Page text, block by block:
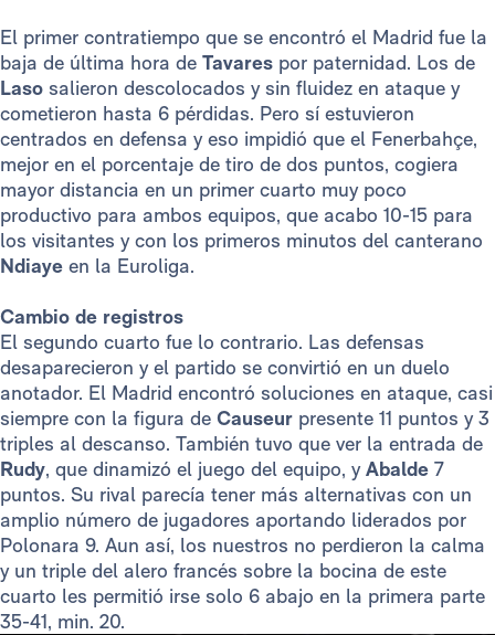
El primer contratiempo que se encontró el Madrid fue la
baja de última hora de Tavares por paternidad. Los de
Laso salieron descolocados y sin fluidez en ataque y
cometieron hasta 6 pérdidas. Pero sí estuvieron
centrados en defensa y eso impidió que el Fenerbahçe,
mejor en el porcentaje de tiro de dos puntos, cogiera
mayor distancia en un primer cuarto muy poco
productivo para ambos equipos, que acabo 10-15 para
los visitantes y con los primeros minutos del canterano
Ndiaye en la Euroliga.
Cambio de registros
El segundo cuarto fue lo contrario. Las defensas
desaparecieron y el partido se convirtió en un duelo
anotador. El Madrid encontró soluciones en ataque, casi
siempre con la figura de Causeur presente 11 puntos y 3
triples al descanso. También tuvo que ver la entrada de
Rudy, que dinamizó el juego del equipo, yAbalde 7
puntos. Su rival parecía tener más alternativas con un
amplio número de jugadores aportando liderados por
Polonara 9. Aun así, los nuestros no perdieron la calma
y un triple del alero francés sobre la bocina de este
cuarto les permitió irse solo 6 abajo en la primera parte
35-41, min. 20.